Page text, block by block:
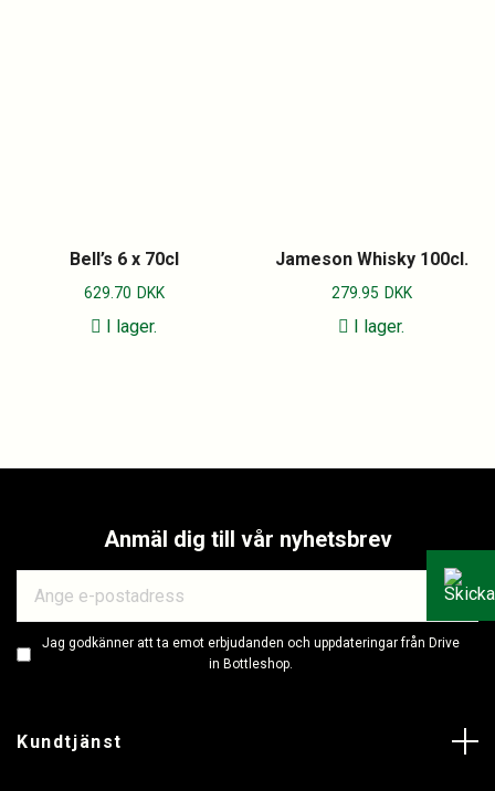
Bell’s 6 x 70cl
629.70 DKK
I lager.
Jameson Whisky 100cl.
279.95 DKK
I lager.
Anmäl dig till vår nyhetsbrev
Jag godkänner att ta emot erbjudanden och uppdateringar från Drive
in Bottleshop.
Kundtjänst